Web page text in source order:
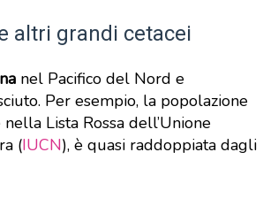
altri grandi cetacei
nel Pacifico del Nord e
Per esempio, la popolazione
Lista Rossa dell’Unione
(IUCN), è quasi raddoppiata dagli